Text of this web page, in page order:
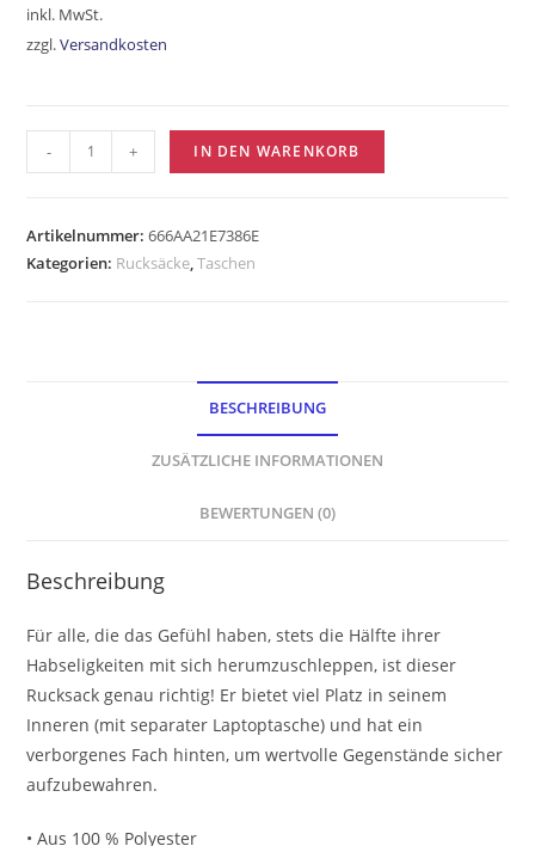
inkl. MwSt.
zzgl.Versandkosten
- + IN DEN WARENKORB
Artikelnummer:666AA21E7386E
Kategorien: Rucksäcke,Taschen
BESCHREIBUNG
ZUSÄTZLICHE INFORMATIONEN
BEWERTUNGEN (0)
Beschreibung
Für alle, die das Gefühl haben, stets die Hälfte ihrer
Habseligkeiten mit sich herumzuschleppen, ist dieser
Rucksack genau richtig! Er bietet viel Platz in seinem
Inneren (mit separater Laptoptasche) und hat ein
verborgenes Fach hinten, um wertvolle Gegenstände sicher
aufzubewahren.
• Aus 100 % Polyester